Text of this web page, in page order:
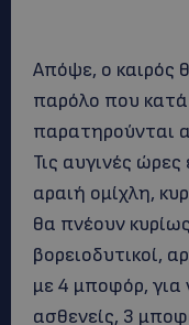
Απόψε, ο καιρός
παρόλο που
παρατηρούνται
Τις αυγινές
αραιή ομίχλη,
θα πνέουν
βορειοδυτικοί,
με 4 μποφόρ,
ασθενείς, 3